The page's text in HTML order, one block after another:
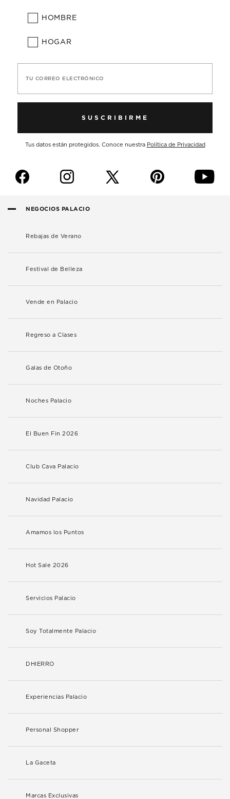
HOMBRE
HOGAR
TU CORREO ELECTRÓNICO
SUSCRIBIRME
Tus datos están protegidos. Conoce nuestra Política de Privacidad
f i p y
NEGOCIOS PALACIO
Rebajas de Verano
Festival de Belleza
Vende en Palacio
Regreso a Clases
Galas de Otoño
Noches Palacio
El Buen Fin 2026
Club Cava Palacio
Navidad Palacio
Amamos los Puntos
Hot Sale 2026
Servicios Palacio
Soy Totalmente Palacio
DHIERRO
Experiencias Palacio
Personal Shopper
La Gaceta
Marcas Exclusivas